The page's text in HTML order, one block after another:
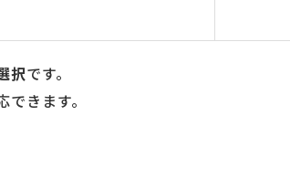
択です。
きます。